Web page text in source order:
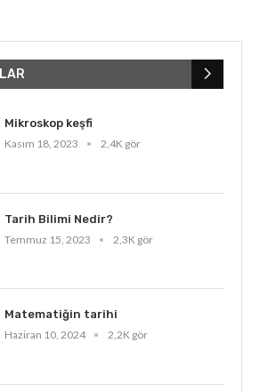
Mikroskop keşfi
Kasım 18, 2023
2,4K gör
Tarih Bilimi Nedir?
Temmuz 15, 2023
2,3K gör
Matematiğin tarihi
Haziran 10, 2024
2,2K gör